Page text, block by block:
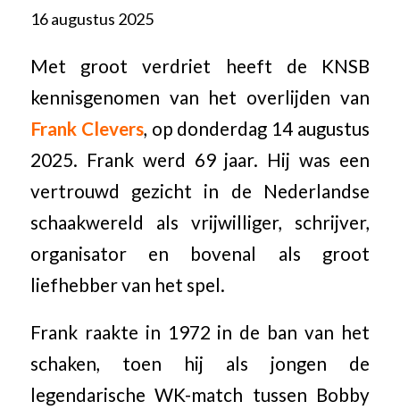
16 augustus 2025
Met groot verdriet heeft de KNSB
kennisgenomen van het overlijden van
Frank Clevers, op donderdag 14 augustus
2025. Frank werd 69 jaar. Hij was een
vertrouwd gezicht in de Nederlandse
schaakwereld als vrijwilliger, schrijver,
organisator en bovenal als groot
liefhebber van het spel.
Frank raakte in 1972 in de ban van het
schaken, toen hij als jongen de
legendarische WK-match tussen Bobby